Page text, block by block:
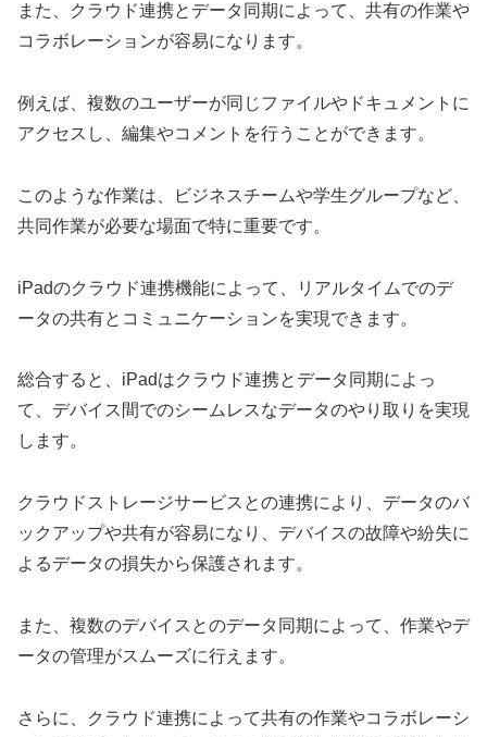
また、クラウド連携とデータ同期によって、共有の作業や
コラボレーションが容易になります。
例えば、複数のユーザーが同じファイルやドキュメントに
アクセスし、編集やコメントを行うことができます。
このような作業は、ビジネスチームや学生グループなど、
共同作業が必要な場面で特に重要です。
iPadのクラウド連携機能によって、リアルタイムでのデ
ータの共有とコミュニケーションを実現できます。
総合すると、iPadはクラウド連携とデータ同期によっ
て、デバイス間でのシームレスなデータのやり取りを実現
します。
クラウドストレージサービスとの連携により、データのバ
ックアップや共有が容易になり、デバイスの故障や紛失に
よるデータの損失から保護されます。
また、複数のデバイスとのデータ同期によって、作業やデ
ータの管理がスムーズに行えます。
さらに、クラウド連携によって共有の作業やコラボレーシ